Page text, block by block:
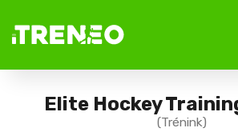
Elite Hockey
(Trénink)